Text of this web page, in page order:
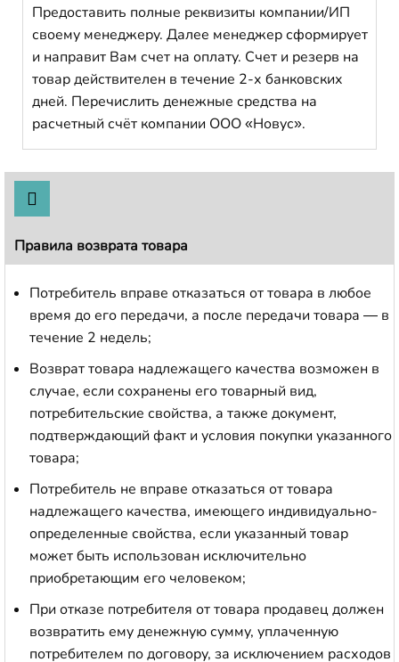
Предоставить полные реквизиты компании/ИП
своему менеджеру. Далее менеджер сформирует
и направит Вам счет на оплату. Счет и резерв на
товар действителен в течение 2-х банковских
дней. Перечислить денежные средства на
расчетный счёт компании ООО «Новус».
Правила возврата товара
Потребитель вправе отказаться от товара в любое
время до его передачи, а после передачи товара — в
течение 2 недель;
Возврат товара надлежащего качества возможен в
случае, если сохранены его товарный вид,
потребительские свойства, а также документ,
подтверждающий факт и условия покупки указанного
товара;
Потребитель не вправе отказаться от товара
надлежащего качества, имеющего индивидуально-
определенные свойства, если указанный товар
может быть использован исключительно
приобретающим его человеком;
При отказе потребителя от товара продавец должен
возвратить ему денежную сумму, уплаченную
потребителем по договору, за исключением расходов